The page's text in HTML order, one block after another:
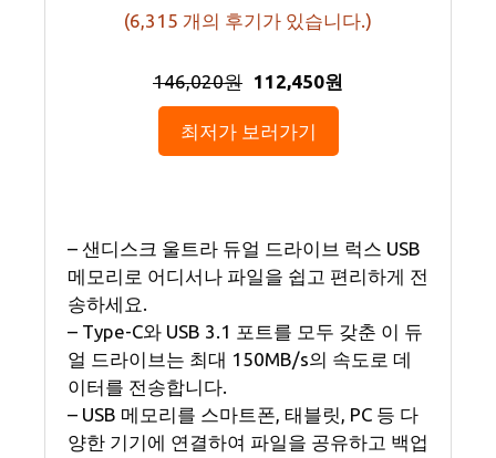
(6,315 개의 후기가 있습니다.)
146,020원 112,450원
최저가 보러가기
– 샌디스크 울트라 듀얼 드라이브 럭스 USB
메모리로 어디서나 파일을 쉽고 편리하게 전
송하세요.
– Type-C와 USB 3.1 포트를 모두 갖춘 이 듀
얼 드라이브는 최대 150MB/s의 속도로 데
이터를 전송합니다.
– USB 메모리를 스마트폰, 태블릿, PC 등 다
양한 기기에 연결하여 파일을 공유하고 백업